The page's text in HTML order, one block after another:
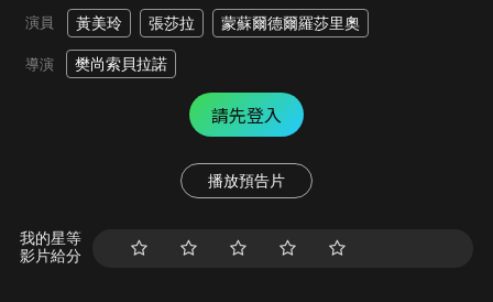
演員 黃美玲 張莎拉 蒙蘇爾德爾羅莎里奧
導演 樊尚索貝拉諾
請先登入
播放預告片
我的星等
影片給分